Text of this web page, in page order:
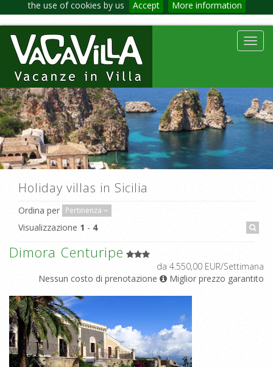
the use of cookies by us Accept More information
Holiday villas in Sicilia
Ordina per Pertinenza
Visualizzazione 1 - 4
Dimora Centuripe
da 4.550,00 EUR/Settimana
Nessun costo di prenotazione
Miglior prezzo garantito